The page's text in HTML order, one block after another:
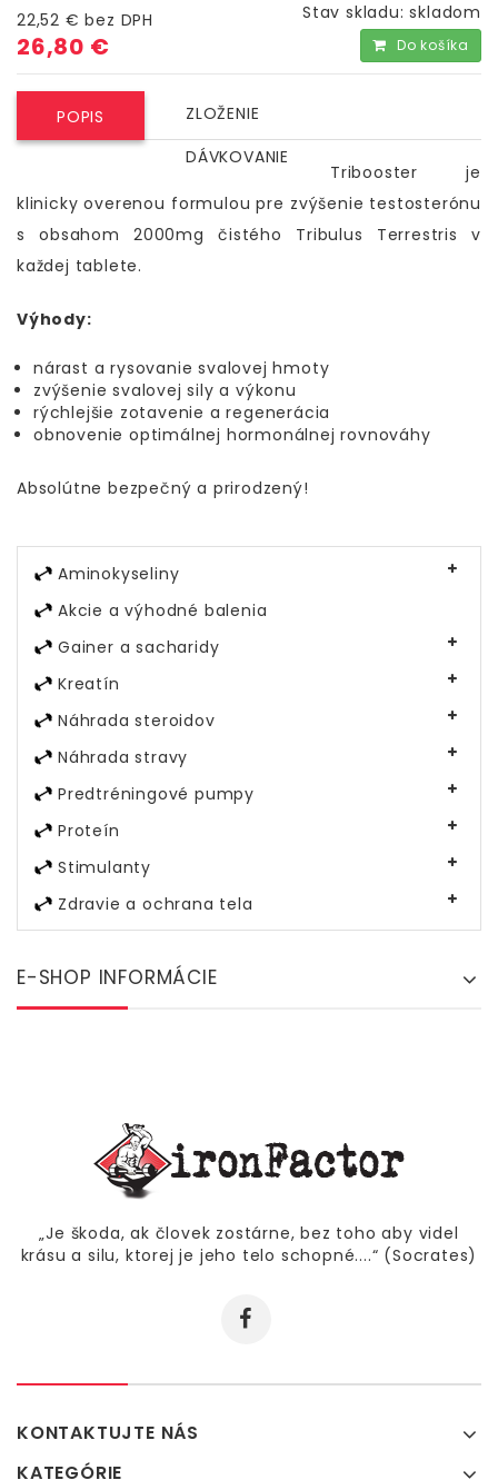
22,52 €bez DPH
26,80 €
Stav skladu:skladom
Do košíka
POPIS
ZLOŽENIE
DÁVKOVANIE
Tribooster je
klinicky overenou formulou pre zvýšenie testosterónu
s obsahom 2000mg čistého Tribulus Terrestris v
každej tablete.
Výhody:
nárast a rysovanie svalovej hmoty
zvýšenie svalovej sily a výkonu
rýchlejšie zotavenie a regenerácia
obnovenie optimálnej hormonálnej rovnováhy
Absolútne bezpečný a prirodzený!
Aminokyseliny
Akcie a výhodné balenia
Gainer a sacharidy
Kreatín
Náhrada steroidov
Náhrada stravy
Predtréningové pumpy
Proteín
Stimulanty
Zdravie a ochrana tela
E-SHOP INFORMÁCIE
„Je škoda, ak človek zostárne, bez toho aby videl
krásu a silu, ktorej je jeho telo schopné....“ (Socrates)
KONTAKTUJTE NÁS
KATEGÓRIE